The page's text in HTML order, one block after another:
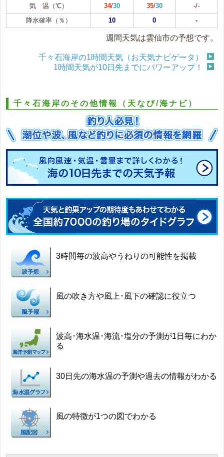
気 温（℃） 34/30 35/30 -/-
降水確率（％）
10 0 -
週間天気は雲仙市の予想です。
千々石海岸の1時間天気（お天気ナビゲータ）
1時間天気が10日先までにパワーアップ！
千々石海岸のその他情報（天なび/海ナビ）
3時間毎の波高やうねりの可能性を掲載
風の吹き方や風上･風下の確認に役立つ
波高･海水温･海流･塩分の予測が1日毎にわか
る
30日先の海水温の予測や過去の情報がわかる
風の特徴が1つの図でわかる